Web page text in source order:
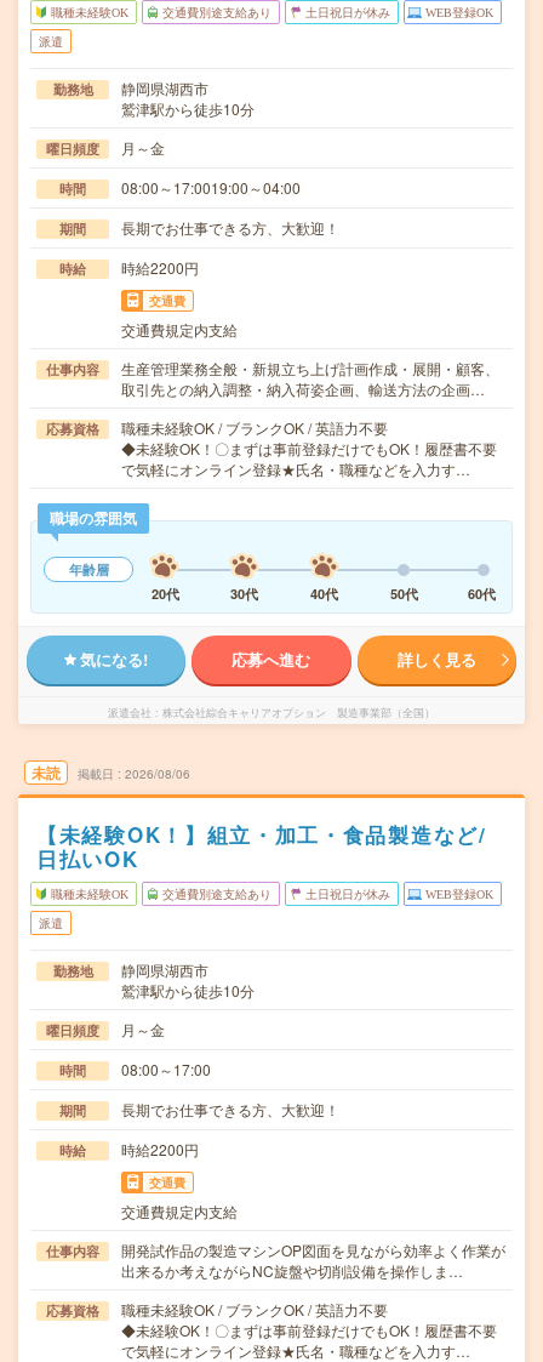
職種未経験OK 交通費別途支給あり 土日祝日が休み WEB登録OK
派遣
勤務地
静岡県湖西市
鷲津駅から徒歩10分
曜日頻度 月～金
時間 08:00～17:0019:00～04:00
期間 長期でお仕事できる方、大歓迎！
時給 時給2200円
交通費
交通費規定内支給
仕事内容
生産管理業務全般・新規立ち上げ計画作成・展開・顧客、
取引先との納入調整・納入荷姿企画、輸送方法の企画…
応募資格
職種未経験OK / ブランクOK / 英語力不要
◆未経験OK！〇まずは事前登録だけでもOK！履歴書不要
で気軽にオンライン登録★氏名・職種などを入力す…
職場の雰囲気
年齢層
20代
30代 40代 50代 60代
気になる! 応募へ進む 詳しく見る
派遣会社 株式会社綜合キャリアオプション 製造事業部（全国）
未読 掲載日 2026/08/06
【未経験OK！】組立・加工・食品製造など/
日払いOK
職種未経験OK 交通費別途支給あり 土日祝日が休み WEB登録OK
派遣
勤務地
静岡県湖西市
鷲津駅から徒歩10分
曜日頻度 月～金
時間 08:00～17:00
期間 長期でお仕事できる方、大歓迎！
時給 時給2200円
交通費
交通費規定内支給
仕事内容
開発試作品の製造マシンOP図面を見ながら効率よく作業が
出来るか考えながらNC旋盤や切削設備を操作しま…
応募資格
職種未経験OK / ブランクOK / 英語力不要
◆未経験OK！〇まずは事前登録だけでもOK！履歴書不要
で気軽にオンライン登録★氏名・職種などを入力す…